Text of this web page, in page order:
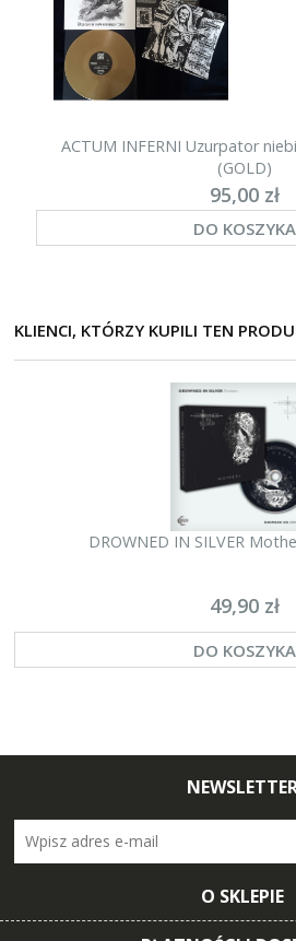
ACTUM INFERNI Uzurpator
(GOLD)
95,00 zł
DO KOSZYKA
KLIENCI, KTÓRZY KUPILI TEN
DROWNED IN SILVER
49,90 zł
DO KOSZYKA
O SKLEPIE